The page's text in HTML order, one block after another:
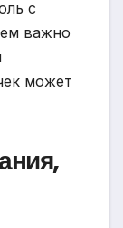
с
важно
может